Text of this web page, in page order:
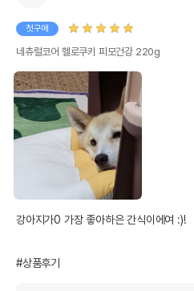
첫구매
네츄럴코어 헬로쿠키 피모건강 220g
강아지가0 가장 좋아하은 간식이에여 :)!
#상품후기